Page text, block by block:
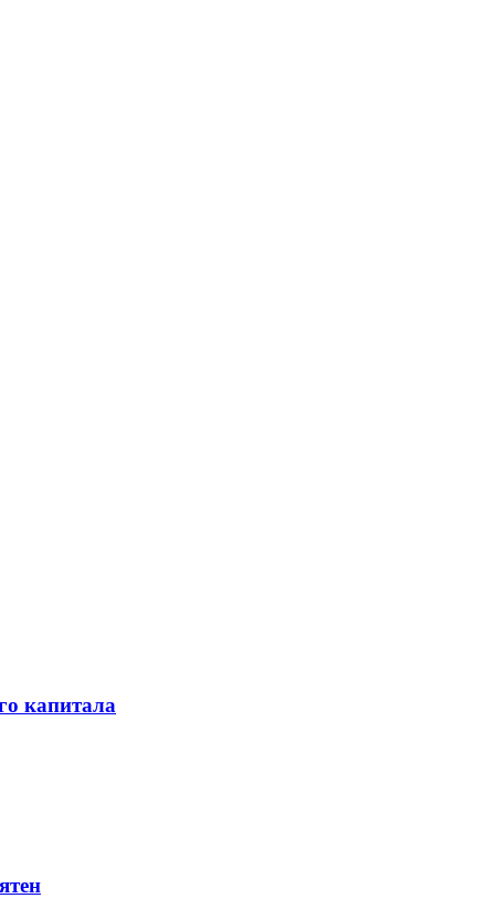
капитала